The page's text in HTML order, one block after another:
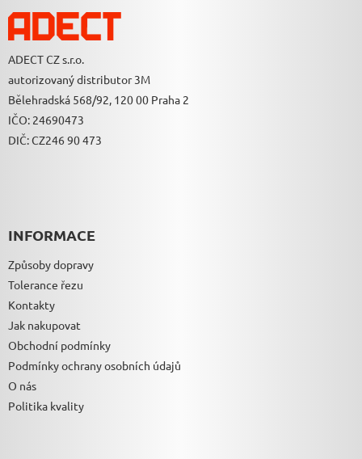
ADECT CZ s.r.o.
autorizovaný distributor 3M
Bělehradská 568/92, 120 00 Praha 2
IČO: 24690473
DIČ: CZ246 90 473
INFORMACE
Způsoby dopravy
Tolerance řezu
Kontakty
Jak nakupovat
Obchodní podmínky
Podmínky ochrany osobních údajů
O nás
Politika kvality